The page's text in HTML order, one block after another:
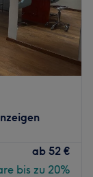
Komm
vorbei und
Passende für
Salon.
gemacht und
ab 52 €
bis zu 20%